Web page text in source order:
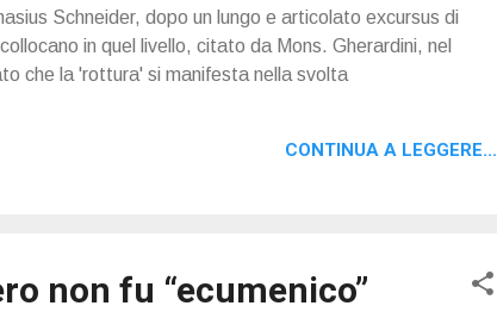
Schneider, dopo un lungo e articolato excursus di
in quel livello, citato da Mons. Gherardini, nel
che la 'rottura' si manifesta nella svolta
CONTINUA A LEGGERE...
non fu “ecumenico”